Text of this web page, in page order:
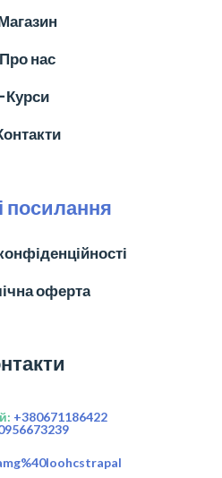
Про нас
╶ Курси
посилання
оферта
+380671186422